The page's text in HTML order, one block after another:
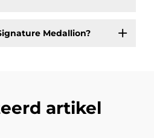
Medallion?
artikel